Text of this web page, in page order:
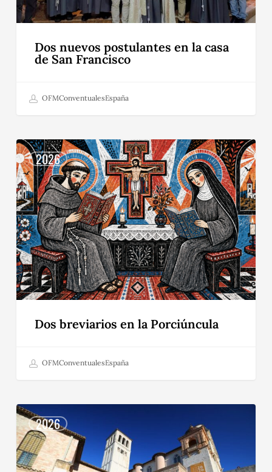
Dos nuevos postulantes en la casa
de San Francisco
OFMConventualesEspaña
2026
Dos
breviarios
en
la
Porciúncula
Dos breviarios en la Porciúncula
OFMConventualesEspaña
2026
San
Francisco
vive:
Crónica
de